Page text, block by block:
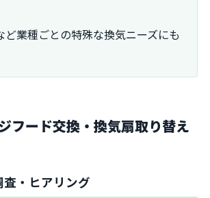
ど業種ごとの特殊な換気ニーズにも
フード交換・換気扇取り替え
・ヒアリング